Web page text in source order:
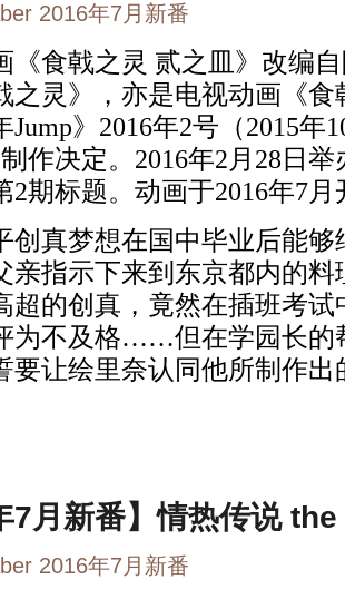
2016年7月新番
《食戟之灵 贰之皿》 改编
之灵》，亦是电视动画 《
Jump》2016年2号（2015
作决定。2016年2月28日
2期标题。动画于2016年7
创真梦想在国中毕业后能
亲指示下来到东京都内的
超的创真，竟然在插班考
为不及格……但在学园长的
要让绘里奈认同他所制作出
7月新番】情热传说 the
2016年7月新番